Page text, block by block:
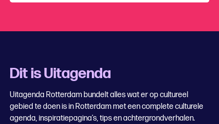
Dit is Uitagenda
Uitagenda Rotterdam bundelt alles wat er op cultureel
gebied te doen is in Rotterdam met een complete culturele
agenda, inspiratiepagina’s, tips en achtergrondverhalen.